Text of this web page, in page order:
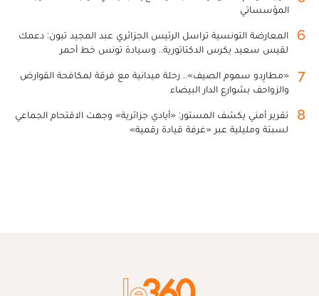
المؤسساتي
6
المعارضة التونسية تراسل الرئيس الجزائري عبد المجيد تبون: دعمك
لقيس سعيد يكرس الدكتاتورية.. وسيادة تونس خط أحمر
7
«مطارِدو سموم الصيف».. رحلة ميدانية مع فرقة لمكافحة القوارض
والزواحف بشوارع الدار البيضاء
8
تقرير أمني يكشف المستور: «أيادي جزائرية» وجهت الاقتحام الجماعي
لسبتة ومليلية عبر «غرفة قيادة رقمية»